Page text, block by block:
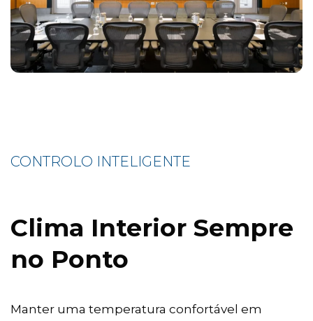
CONTROLO INTELIGENTE
Clima Interior Sempre
no Ponto
Manter uma temperatura confortável em